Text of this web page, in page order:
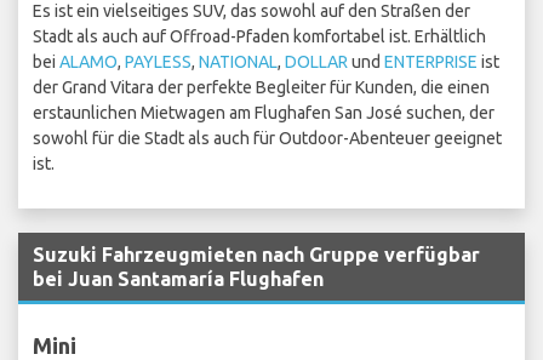
Es ist ein vielseitiges SUV, das sowohl auf den Straßen der
Stadt als auch auf Offroad-Pfaden komfortabel ist. Erhältlich
bei ALAMO, PAYLESS, NATIONAL, DOLLAR und ENTERPRISE ist
der Grand Vitara der perfekte Begleiter für Kunden, die einen
erstaunlichen Mietwagen am Flughafen San José suchen, der
sowohl für die Stadt als auch für Outdoor-Abenteuer geeignet
ist.
Suzuki Fahrzeugmieten nach Gruppe verfügbar
bei Juan Santamaría Flughafen
Mini